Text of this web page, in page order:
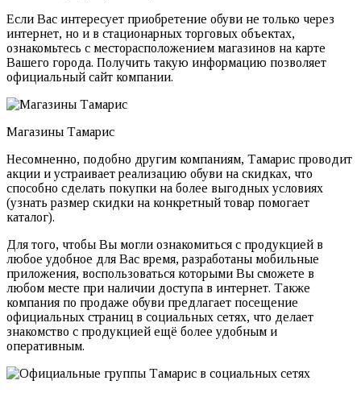
Если Вас интересует приобретение обуви не только через
интернет, но и в стационарных торговых объектах,
ознакомьтесь с месторасположением магазинов на карте
Вашего города. Получить такую информацию позволяет
официальный сайт компании.
Магазины Тамарис
Несомненно, подобно другим компаниям, Тамарис проводит
акции и устраивает реализацию обуви на скидках, что
способно сделать покупки на более выгодных условиях
(узнать размер скидки на конкретный товар помогает
каталог).
Для того, чтобы Вы могли ознакомиться с продукцией в
любое удобное для Вас время, разработаны мобильные
приложения, воспользоваться которыми Вы сможете в
любом месте при наличии доступа в интернет. Также
компания по продаже обуви предлагает посещение
официальных страниц в социальных сетях, что делает
знакомство с продукцией ещё более удобным и
оперативным.